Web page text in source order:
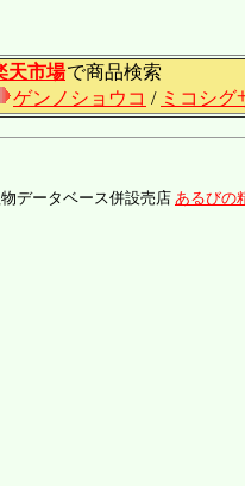
天市場で商品検索
ゲンノショウコ / ミコシグ
データベース併設売店 あるびの